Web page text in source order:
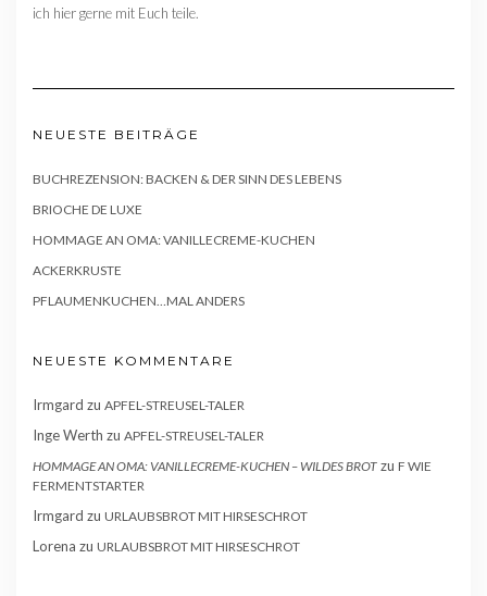
ich hier gerne mit Euch teile.
NEUESTE BEITRÄGE
BUCHREZENSION: BACKEN & DER SINN DES LEBENS
BRIOCHE DE LUXE
HOMMAGE AN OMA: VANILLECREME-KUCHEN
ACKERKRUSTE
PFLAUMENKUCHEN…MAL ANDERS
NEUESTE KOMMENTARE
Irmgard zu APFEL-STREUSEL-TALER
Inge Werth zu APFEL-STREUSEL-TALER
HOMMAGE AN OMA: VANILLECREME-KUCHEN – WILDES BROT zu F WIE
FERMENTSTARTER
Irmgard zu URLAUBSBROT MIT HIRSESCHROT
Lorena zu URLAUBSBROT MIT HIRSESCHROT